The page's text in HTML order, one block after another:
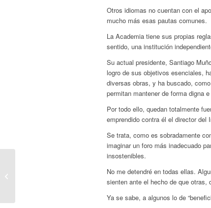
Otros idiomas no cuentan con el
mucho más esas pautas comunes.
La Academia tiene sus propias
sentido, una institución
Su actual presidente, Santiago
logro de sus objetivos esenciales,
diversas obras, y ha buscado,
permitan mantener de forma digna
Por todo ello, quedan totalmente
emprendido contra él el director del
Se trata, como es sobradamente
imaginar un foro más inadecuado
insostenibles.
No me detendré en todas ellas.
sienten ante el hecho de que otras,
Ya se sabe, a algunos lo de